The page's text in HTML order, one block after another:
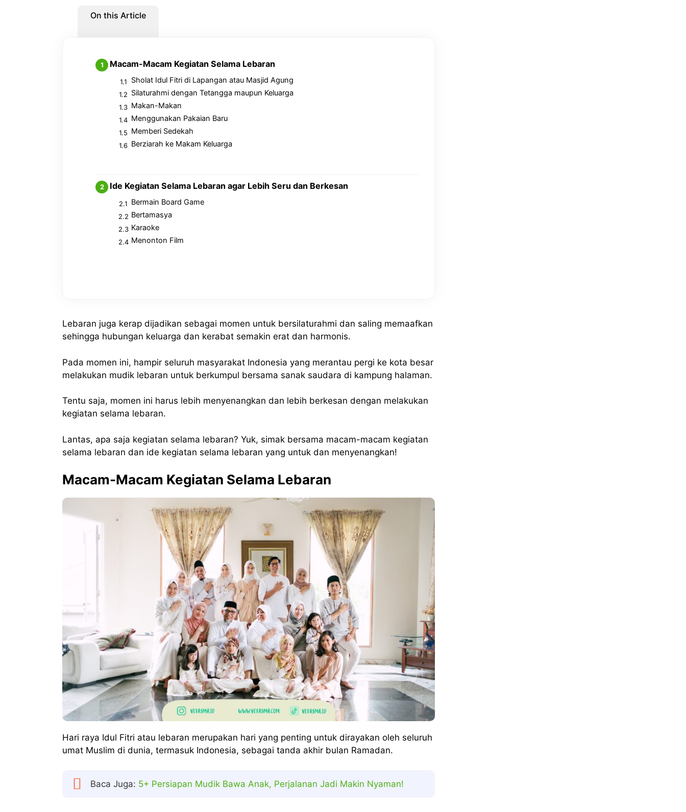
On this Article
Macam-Macam Kegiatan Selama Lebaran
Sholat Idul Fitri di Lapangan atau Masjid Agung
Silaturahmi dengan Tetangga maupun Keluarga
Makan-Makan
Menggunakan Pakaian Baru
Memberi Sedekah
Berziarah ke Makam Keluarga
Ide Kegiatan Selama Lebaran agar Lebih Seru dan Berkesan
Bermain Board Game
Bertamasya
Karaoke
Menonton Film
Lebaran juga kerap dijadikan sebagai momen untuk bersilaturahmi dan saling memaafkan
sehingga hubungan keluarga dan kerabat semakin erat dan harmonis.
Pada momen ini, hampir seluruh masyarakat Indonesia yang merantau pergi ke kota besar
melakukan mudik lebaran untuk berkumpul bersama sanak saudara di kampung halaman.
Tentu saja, momen ini harus lebih menyenangkan dan lebih berkesan dengan melakukan
kegiatan selama lebaran.
Lantas, apa saja kegiatan selama lebaran? Yuk, simak bersama macam-macam kegiatan
selama lebaran dan ide kegiatan selama lebaran yang untuk dan menyenangkan!
Macam-Macam Kegiatan Selama Lebaran
Hari raya Idul Fitri atau lebaran merupakan hari yang penting untuk dirayakan oleh seluruh
umat Muslim di dunia, termasuk Indonesia, sebagai tanda akhir bulan Ramadan.
Baca Juga: 5+ Persiapan Mudik Bawa Anak, Perjalanan Jadi Makin Nyaman!